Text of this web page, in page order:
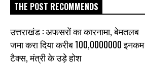
THE POST RECOMMENDS
उत्तराखंड : अफसरों का कारनामा, बेमतलब
जमा करा दिया करीब 100,0000000 इनकम
टैक्स, मंत्री के उड़े होश